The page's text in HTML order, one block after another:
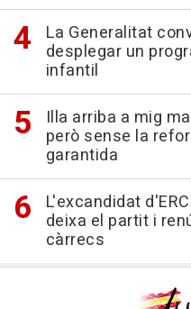
La Generalitat
desplegar un
infantil
Illa arriba a mig
però sense la
garantida
L'excandidat
deixa el partit i
càrrecs